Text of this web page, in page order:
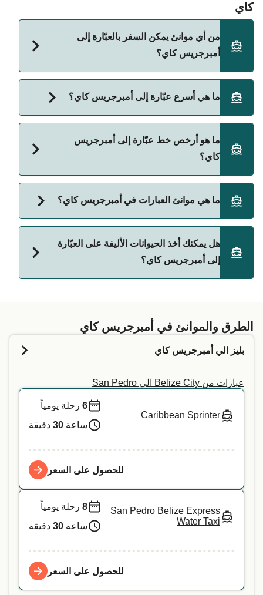
كاي
من أي موانئ يمكن السفر بالعبّارة إلى
أمبرجريس كاي؟
الفيري المتجهة إلى أمبرجريس كاي تنطلق من:
Belize City
Caye Caulker
Belize City International Airport
ما هي أسرع عبّارة إلى أمبرجريس كاي؟
أسرع رحلة بالعبّارة إلى أمبرجريس كاي هي عبر خط
ما هو أرخص خط عبّارة إلى أمبرجريس
كاي؟
ما هي موانئ العبارات في أمبرجريس كاي؟
موانئ العبارات في أمبرجريس كاي:
San Pedro
هل يمكنك أخذ الحيوانات الأليفة على العبّارة
إلى أمبرجريس كاي؟
وسنخبرك بما إذا كان بإمكانك إحضار حيوانك الأليف في
كنت تسافر مع حيوان خدمة، نوصي بالتواصل مباشرة مع
الطرق والموانئ في أمبرجريس كاي
بليز الي أمبرجريس كاي
عبارات من Belize City الي San Pedro
Caribbean Sprinter
6رحلة يومياً
ساعة30دقيقة
للحصول على السعر
San Pedro Belize Express
Water Taxi
8رحلة يومياً
ساعة30دقيقة
للحصول على السعر